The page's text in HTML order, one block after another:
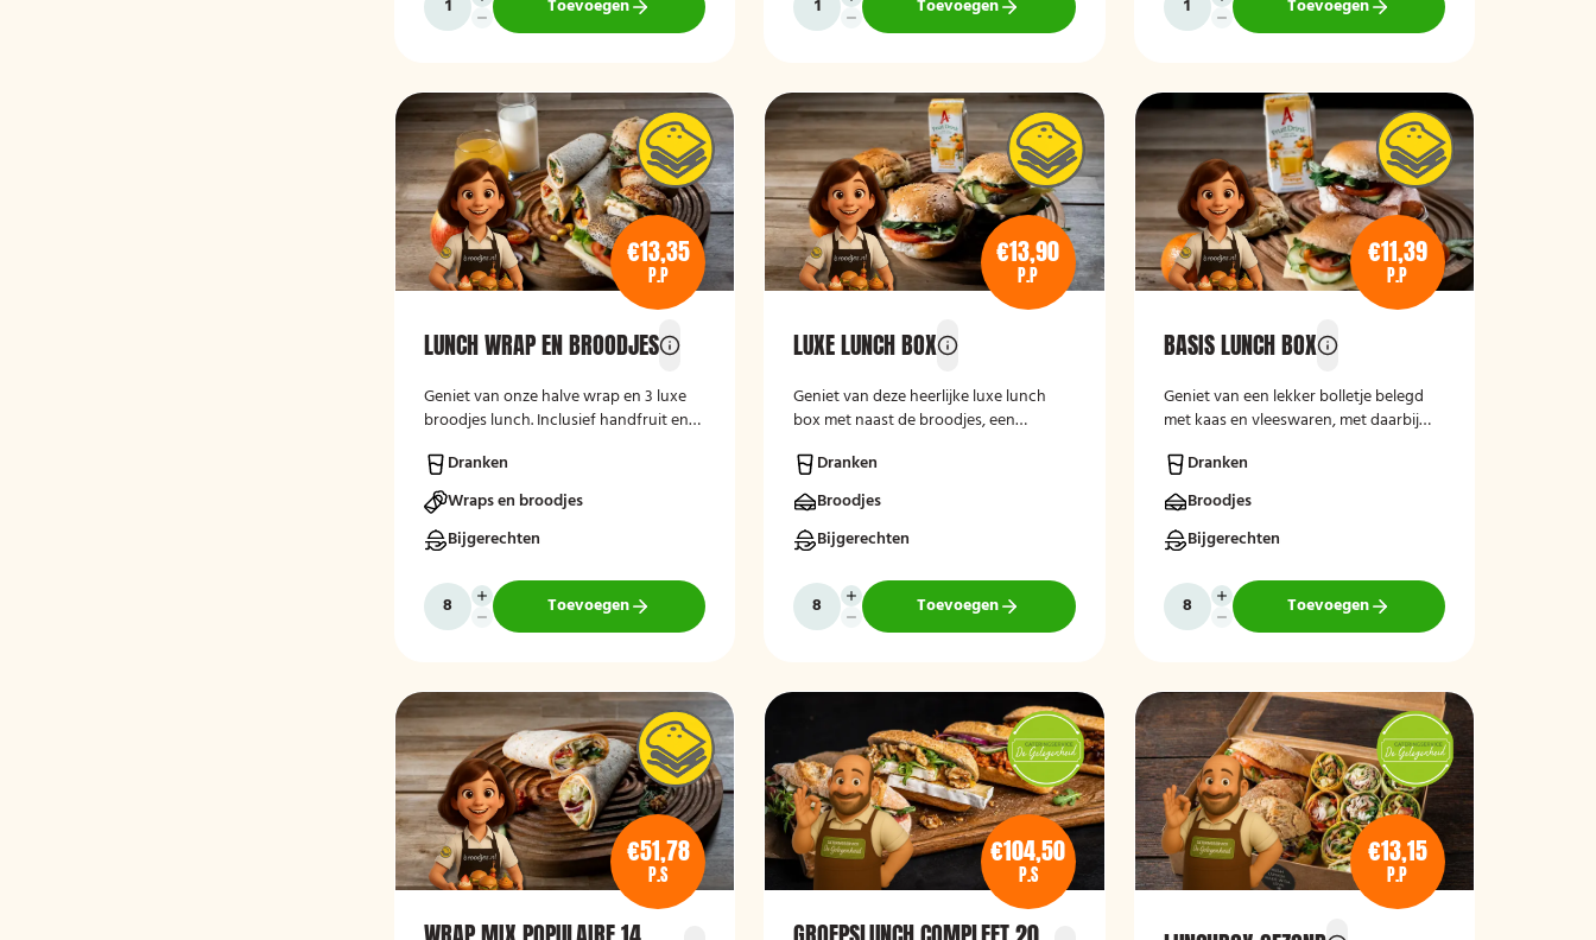
Toevoegen Toevoegen Toevoegen
€13,35
P.P
LUNCH WRAP EN BROODJES
Geniet van onze halve wrap en 3 luxe
broodjes lunch. Inclusief handfruit en
op je thuisadres of op kantoor.
Smakelijk!
Dranken
Wraps en broodjes
Bijgerechten
Toevoegen
€13,90
P.P
LUXE LUNCH BOX
Geniet van deze heerlijke luxe lunch
box met naast de broodjes, een
Dranken
Broodjes
Bijgerechten
Toevoegen
€11,39
P.P
BASIS LUNCH BOX
Geniet van een lekker bolletje belegd
met kaas en vleeswaren, met daarbij
drankje.
Dranken
Broodjes
Bijgerechten
Toevoegen
€51,78
P.S
€104,50
P.S
€13,15
P.P